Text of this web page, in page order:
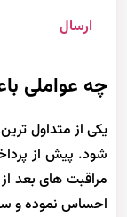
چه عواملی
یکی از متداول
شود. پیش از
مراقبت های بعد
احساس نموده و